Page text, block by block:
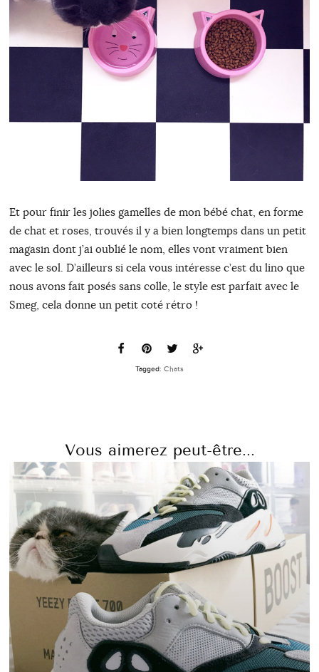
Et pour finir les jolies gamelles de mon bébé chat, en forme
de chat et roses, trouvés il y a bien longtemps dans un petit
magasin dont j’ai oublié le nom, elles vont vraiment bien
avec le sol. D’ailleurs si cela vous intéresse c’est du lino que
nous avons fait posés sans colle, le style est parfait avec le
Smeg, cela donne un petit coté rétro !
Tagged: Chats
Vous aimerez peut-être...